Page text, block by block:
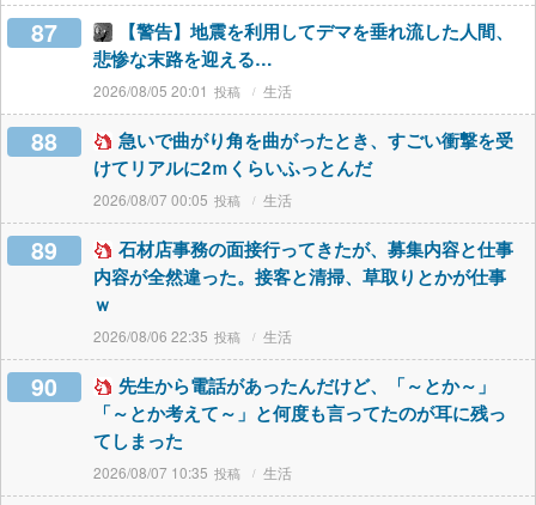
87
【警告】地震を利用してデマを垂れ流した人間、
悲惨な末路を迎える…
2026/08/05 20:01 生活
88
急いで曲がり角を曲がったとき、すごい衝撃を受
けてリアルに2ｍくらいふっとんだ
2026/08/07 00:05 生活
89
石材店事務の面接行ってきたが、募集内容と仕事
内容が全然違った。接客と清掃、草取りとかが仕事
ｗ
2026/08/06 22:35 生活
90
先生から電話があったんだけど、「～とか～」
「～とか考えて～」と何度も言ってたのが耳に残っ
てしまった
2026/08/07 10:35 生活